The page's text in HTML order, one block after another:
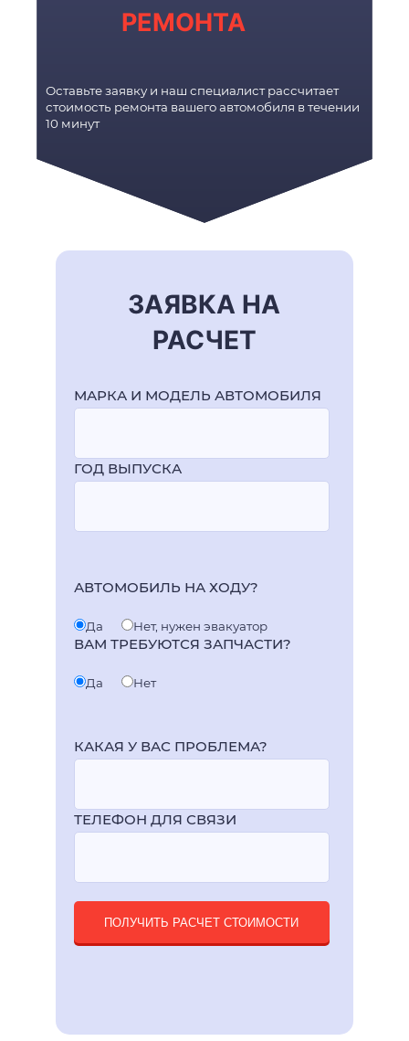
РЕМОНТА
Оставьте заявку и наш специалист рассчитает
стоимость ремонта вашего автомобиля в течении
10 минут
ЗАЯВКА НА
РАСЧЕТ
МАРКА И МОДЕЛЬ АВТОМОБИЛЯ
ГОД ВЫПУСКА
АВТОМОБИЛЬ НА ХОДУ?
Да Нет, нужен эвакуатор
ВАМ ТРЕБУЮТСЯ ЗАПЧАСТИ?
Да Нет
КАКАЯ У ВАС ПРОБЛЕМА?
ТЕЛЕФОН ДЛЯ СВЯЗИ
ПОЛУЧИТЬ РАСЧЕТ СТОИМОСТИ